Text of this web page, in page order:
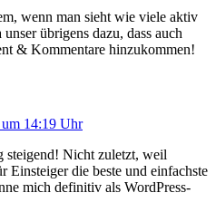
wenn man sieht wie viele aktiv
übrigens dazu, dass auch
& Kommentare hinzukommen!
14:19 Uhr
steigend! Nicht zuletzt, weil
Einsteiger die beste und einfachste
mich definitiv als WordPress-